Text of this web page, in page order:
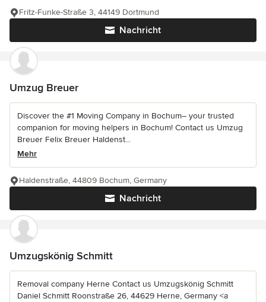
Nachricht
Fritz-Funke-Straße 3, 44149 Dortmund
Umzug Breuer
Discover the #1 Moving Company in Bochum– your trusted
companion for moving helpers in Bochum! Contact us Umzug
Breuer Felix Breuer Haldenst...
Mehr
Nachricht
Haldenstraße, 44809 Bochum, Germany
Umzugskönig Schmitt
Removal company Herne Contact us Umzugskönig Schmitt
Daniel Schmitt Roonstraße 26, 44629 Herne, Germany <a